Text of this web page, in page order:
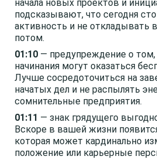
начала новых проектов и
подсказывают, что сегодня
активность и не откладывать
потом.
01:10 — предупреждение о
начинания могут оказаться
Лучше сосредоточиться на
начатых дел и не распылять
сомнительные предприятия.
01:11 — знак грядущего
Вскоре в вашей жизни
которая может кардинально
положение или карьерные